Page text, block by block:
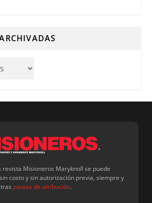
revista Misioneros Maryknoll se puede
costo y sin autorización previa, siempre y
pautas de atribución.